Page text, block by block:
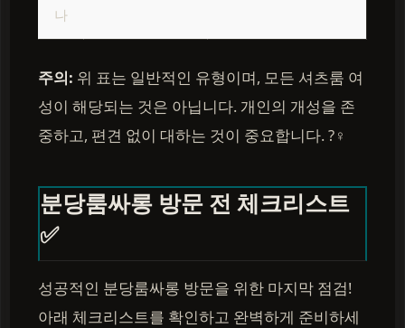
나
주의: 위 표는 일반적인 유형이며, 모든 셔츠룸 여
성이 해당되는 것은 아닙니다. 개인의 개성을 존
중하고, 편견 없이 대하는 것이 중요합니다. ?‍♀️
분당룸싸롱 방문 전 체크리스트
✅
성공적인 분당룸싸롱 방문을 위한 마지막 점검!
아래 체크리스트를 확인하고 완벽하게 준비하세